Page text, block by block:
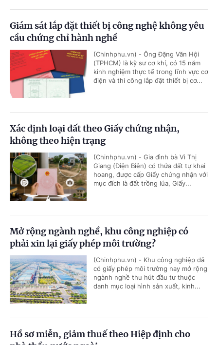
Giám sát lắp đặt thiết bị công nghệ không yêu
cầu chứng chỉ hành nghề
(Chinhphu.vn) - Ông Đặng Văn Hội
(TPHCM) là kỹ sư cơ khí, có 15 năm
kinh nghiệm thực tế trong lĩnh vực cơ
điện và thi công lắp đặt thiết bị cơ...
Xác định loại đất theo Giấy chứng nhận,
không theo hiện trạng
(Chinhphu.vn) - Gia đình bà Vì Thị
Giang (Điện Biên) có thửa đất tự khai
hoang, được cấp Giấy chứng nhận với
mục đích là đất trồng lúa, Giấy...
Mở rộng ngành nghề, khu công nghiệp có
phải xin lại giấy phép môi trường?
(Chinhphu.vn) - Khu công nghiệp đã
có giấy phép môi trường nay mở rộng
ngành nghề thu hút đầu tư thuộc
danh mục loại hình sản xuất, kinh...
Hồ sơ miễn, giảm thuế theo Hiệp định cho